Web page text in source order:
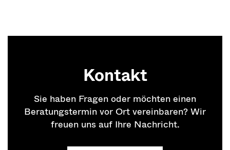
Kontakt
Sie haben Fragen oder möchten einen
Beratungstermin vor Ort vereinbaren? Wir
freuen uns auf Ihre Nachricht.